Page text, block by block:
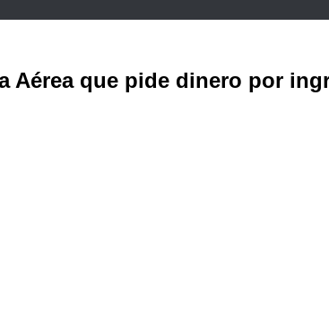
Aérea que pide dinero por